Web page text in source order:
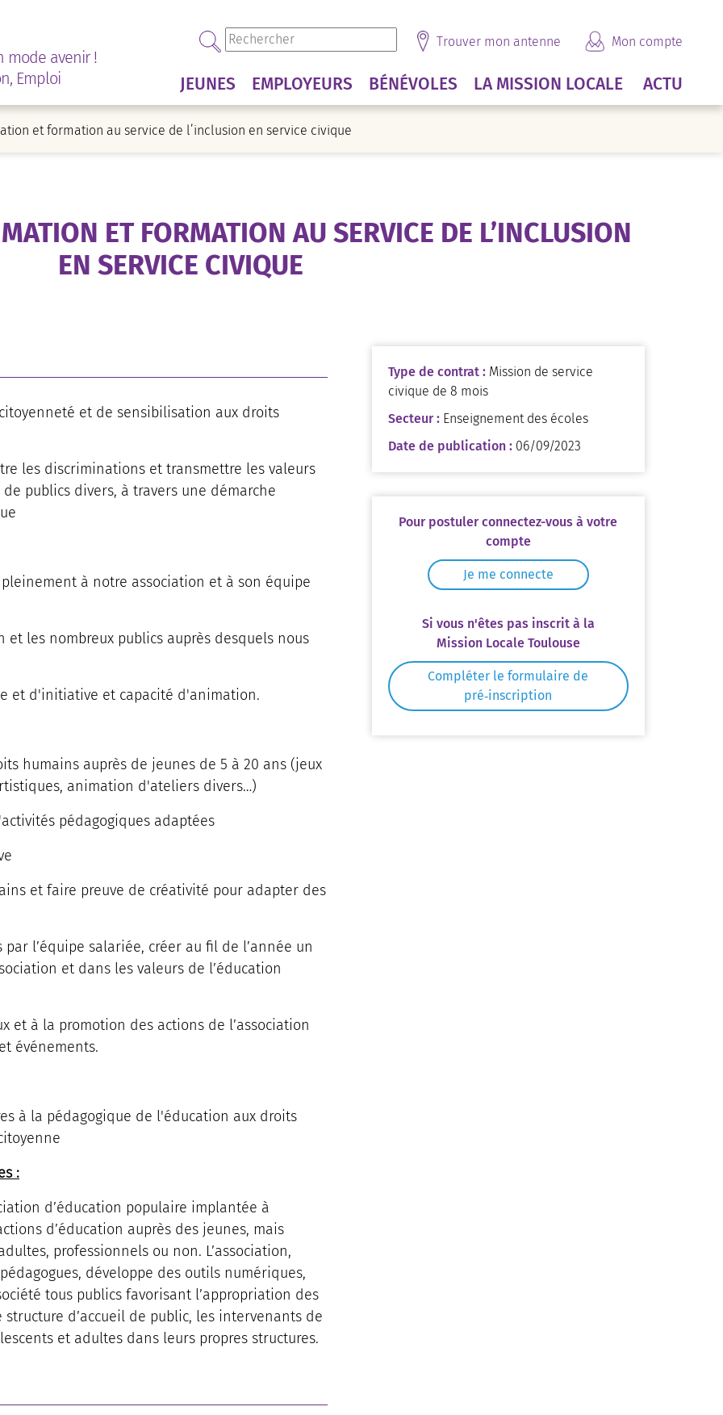
mode avenir !
Emploi
Trouver mon antenne Mon compte
JEUNES EMPLOYEURS BÉNÉVOLES LA MISSION LOCALE ACTU
et formation au service de l’inclusion en service civique
ET FORMATION AU SERVICE DE L’INCLUSION
EN SERVICE CIVIQUE
et de sensibilisation aux droits
les discriminations et transmettre les valeurs
publics divers, à travers une démarche
à notre association et à son équipe
les nombreux publics auprès desquels nous
et d'initiative et capacité d'animation.
humains auprès de jeunes de 5 à 20 ans (jeux
animation d'ateliers divers…)
pédagogiques adaptées
et faire preuve de créativité pour adapter des
l’équipe salariée, créer au fil de l’année un
et dans les valeurs de l’éducation
et à la promotion des actions de l’association
événements.
à la pédagogique de l'éducation aux droits
:
d’éducation populaire implantée à
d’éducation auprès des jeunes, mais
professionnels ou non. L’association,
développe des outils numériques,
tous publics favorisant l’appropriation des
d’accueil de public, les intervenants de
et adultes dans leurs propres structures.
Type de contrat : Mission de service
civique de 8 mois
Secteur : Enseignement des écoles
Date de publication : 06/09/2023
Pour postuler connectez-vous à votre
compte
Je me connecte
Si vous n'êtes pas inscrit à la
Mission Locale Toulouse
Compléter le formulaire de
pré‑inscription